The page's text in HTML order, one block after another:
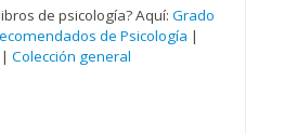
de psicología? Aquí: Grado
de Psicología |
| Colección general